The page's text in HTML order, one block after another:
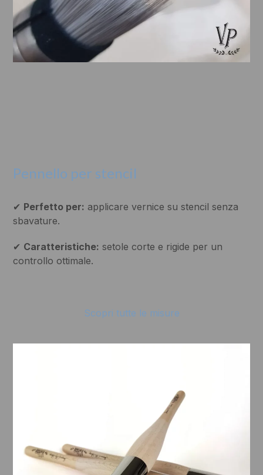
Pennello per stencil
✔ Perfetto per: applicare vernice su stencil senza
sbavature.
✔ Caratteristiche: setole corte e rigide per un
controllo ottimale.
Scopri tutte le misure